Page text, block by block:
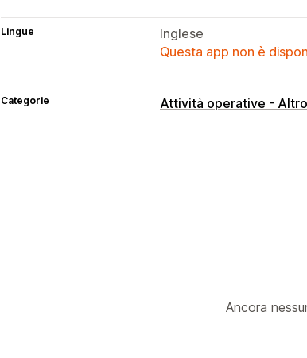
Lingue
Inglese
Questa app non è
Categorie Attività operative - Altro
Ancora